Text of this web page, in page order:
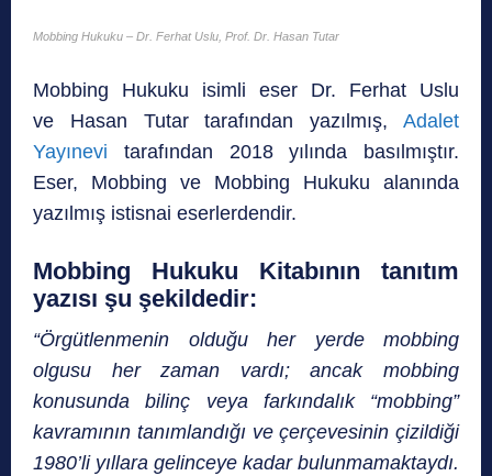
Mobbing Hukuku – Dr. Ferhat Uslu, Prof. Dr. Hasan Tutar
Mobbing Hukuku isimli eser Dr. Ferhat Uslu
ve Hasan Tutar tarafından yazılmış, Adalet
Yayınevi tarafından 2018 yılında basılmıştır.
Eser, Mobbing ve Mobbing Hukuku alanında
yazılmış istisnai eserlerdendir.
Mobbing Hukuku Kitabının tanıtım
yazısı şu şekildedir:
“Örgütlenmenin olduğu her yerde mobbing
olgusu her zaman vardı; ancak mobbing
konusunda bilinç veya farkındalık “mobbing”
kavramının tanımlandığı ve çerçevesinin çizildiği
1980’li yıllara gelinceye kadar bulunmamaktaydı.